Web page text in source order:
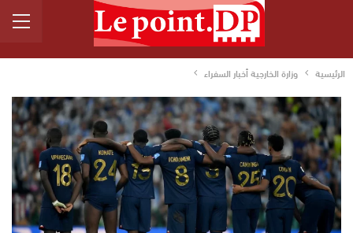
الرئيسية وزارة الخارجية أخبار السفراء